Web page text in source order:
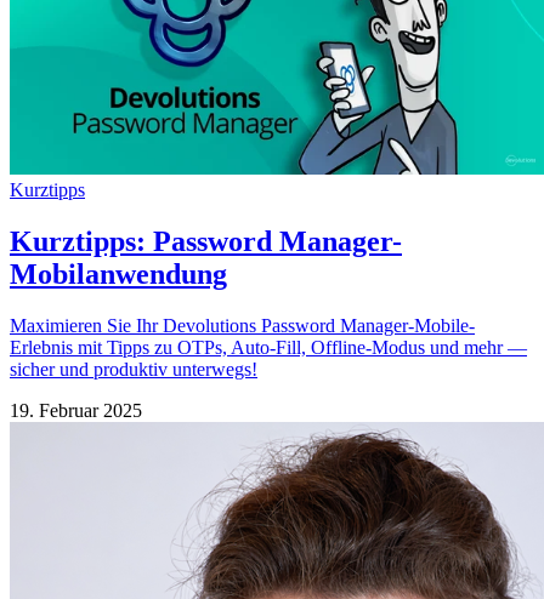
Kurztipps
Kurztipps: Password Manager-
Mobilanwendung
Maximieren Sie Ihr Devolutions Password Manager-Mobile-
Erlebnis mit Tipps zu OTPs, Auto-Fill, Offline-Modus und mehr —
sicher und produktiv unterwegs!
19. Februar 2025